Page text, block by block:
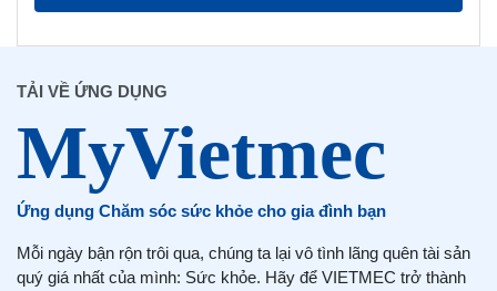
TẢI VỀ ỨNG DỤNG
Ứng dụng Chăm sóc sức khỏe cho gia đình bạn
Mỗi ngày bận rộn trôi qua, chúng ta lại vô tình lãng quên tài sản
quý giá nhất của mình: Sức khỏe. Hãy để VIETMEC trở thành